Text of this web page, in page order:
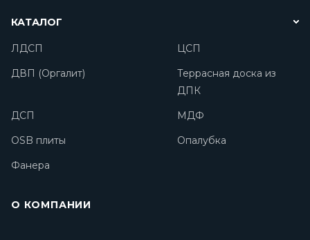
КАТАЛОГ
ЛДСП
ЦСП
ДВП (Оргалит)
Террасная доска из
ДПК
ДСП
МДФ
OSB плиты
Опалубка
Фанера
О КОМПАНИИ